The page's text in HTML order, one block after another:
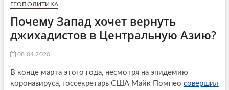
ГЕОПОЛИТИКА
Почему Запад хочет вернуть
джихадистов в Центральную Азию?
08.04.2020
В конце марта этого года, несмотря на эпидемию
коронавируса, госсекретарь США Майк Помпео совершил